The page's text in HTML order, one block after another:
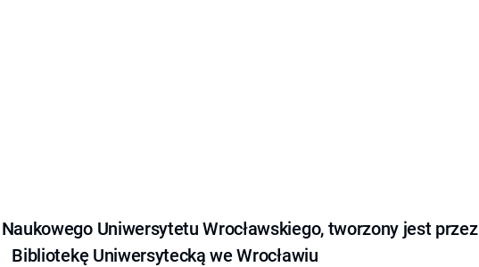
Uniwersytetu Wrocławskiego, tworzony jest przez
Bibliotekę Uniwersytecką we Wrocławiu